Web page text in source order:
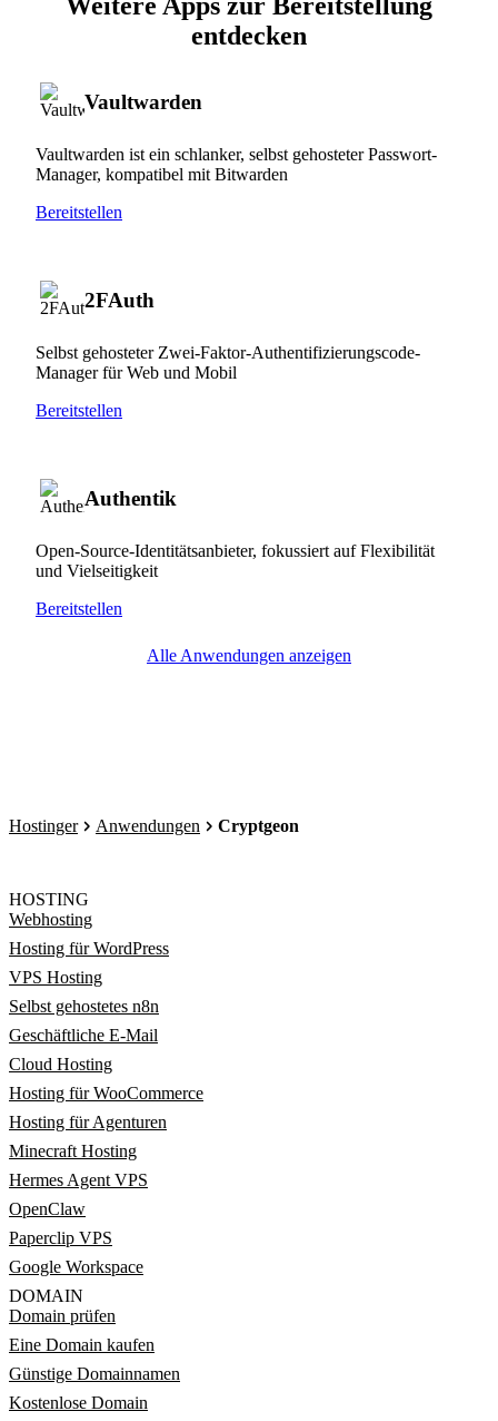
entdecken
Vaultwarden
Vaultwarden ist ein schlanker, selbst gehosteter Passwort-
Manager, kompatibel mit Bitwarden
Bereitstellen
2FAuth
Selbst gehosteter Zwei-Faktor-Authentifizierungscode-
Manager für Web und Mobil
Bereitstellen
Authentik
Open-Source-Identitätsanbieter, fokussiert auf Flexibilität
und Vielseitigkeit
Bereitstellen
Alle Anwendungen anzeigen
Hostinger Anwendungen Cryptgeon
HOSTING
Webhosting
Hosting für WordPress
VPS Hosting
Selbst gehostetes n8n
Geschäftliche E-Mail
Cloud Hosting
Hosting für WooCommerce
Hosting für Agenturen
Minecraft Hosting
Hermes Agent VPS
OpenClaw
Paperclip VPS
Google Workspace
DOMAIN
Domain prüfen
Eine Domain kaufen
Günstige Domainnamen
Kostenlose Domain